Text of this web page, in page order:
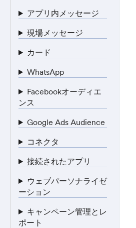
アプリ内メッセージ
現場メッセージ
カード
WhatsApp
Facebookオーディエ
ンス
Google Ads Audience
コネクタ
接続されたアプリ
ウェブパーソナライゼ
ーション
キャンペーン管理とレ
ポート